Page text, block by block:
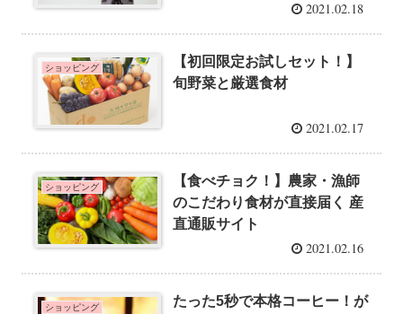
2021.02.18
ショッピング
【初回限定お試しセット！】
旬野菜と厳選食材
2021.02.17
ショッピング
【食べチョク！】農家・漁師
のこだわり食材が直接届く 産
直通販サイト
2021.02.16
ショッピング
たった5秒で本格コーヒー！が